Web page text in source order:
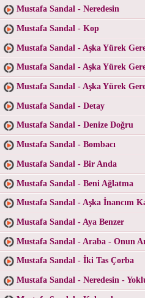
Mustafa Sandal - Neredesin
Mustafa Sandal - Kop
Mustafa Sandal - Aşka Yürek
Mustafa Sandal - Aşka Yürek
Mustafa Sandal - Aşka Yürek
Mustafa Sandal - Detay
Mustafa Sandal - Denize Doğru
Mustafa Sandal - Bombacı
Mustafa Sandal - Bir Anda
Mustafa Sandal - Beni Ağlatma
Mustafa Sandal - Aşka İnancım
Mustafa Sandal - Aya Benzer
Mustafa Sandal - Araba - Onun
Mustafa Sandal - İki Tas Çorba
Mustafa Sandal - Neredesin -